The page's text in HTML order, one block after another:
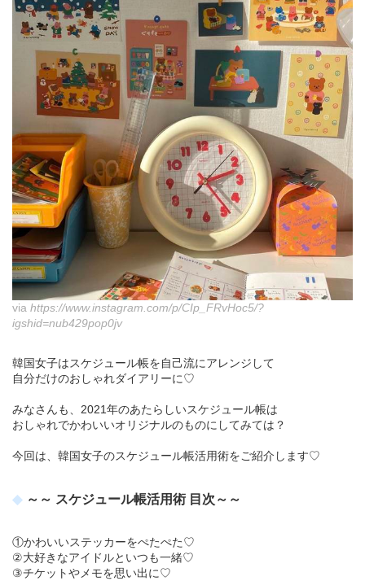
via https://www.instagram.com/p/CIp_FRvHoc5/?
igshid=nub429pop0jv
韓国女子はスケジュール帳を自己流にアレンジして
自分だけのおしゃれダイアリーに♡
みなさんも、2021年のあたらしいスケジュール帳は
おしゃれでかわいいオリジナルのものにしてみては？
今回は、韓国女子のスケジュール帳活用術をご紹介します♡
～～ スケジュール帳活用術 目次～～
①かわいいステッカーをぺたぺた♡
②大好きなアイドルといつも一緒♡
③チケットやメモを思い出に♡